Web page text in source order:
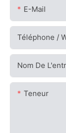
E-Mail
Téléphone /
Nom De
Teneur